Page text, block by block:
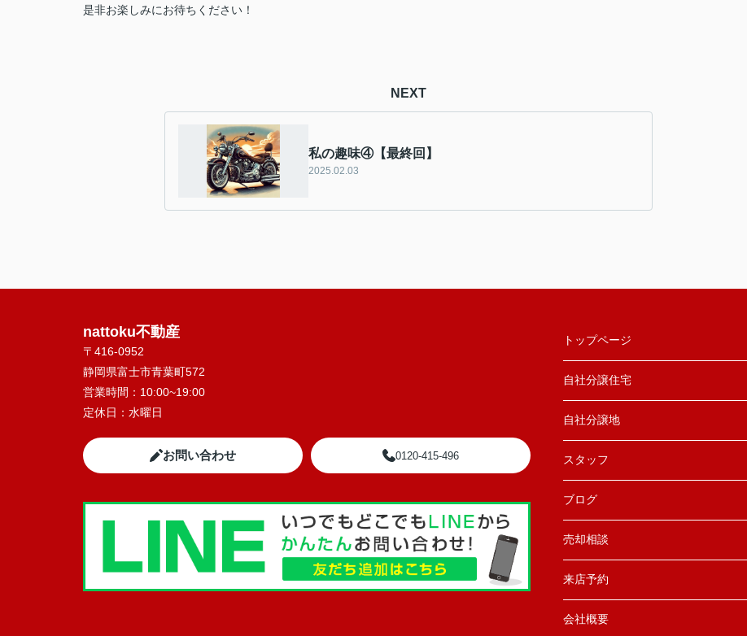
是非お楽しみにお待ちください！
NEXT
私の趣味④【最終回】
2025.02.03
nattoku不動産
〒416-0952
静岡県富士市青葉町572
営業時間： 10:00~19:00
定休日： 水曜日
お問い合わせ 0120-415-496
トップページ
自社分譲住宅
自社分譲地
スタッフ
ブログ
売却相談
来店予約
会社概要